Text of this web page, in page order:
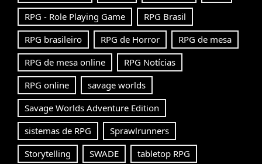
RPG - Role Playing Game
RPG Brasil
RPG brasileiro
RPG de Horror
RPG de mesa
RPG de mesa online
RPG Notícias
RPG online
savage worlds
Savage Worlds Adventure Edition
sistemas de RPG
Sprawlrunners
Storytelling
SWADE
tabletop RPG